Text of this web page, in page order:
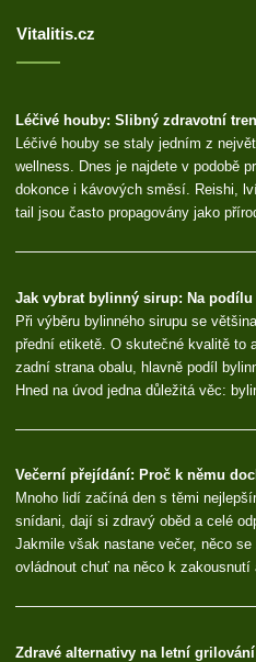
Vitalitis.cz
Léčivé houby: Slibný zdravotní
Léčivé houby se staly jedním z
wellness. Dnes je najdete v podobě
dokonce i kávových směsí. Reishi,
tail jsou často propagovány jako
Jak vybrat bylinný sirup: Na
Při výběru bylinného sirupu se
přední etiketě. O skutečné kvalitě to
zadní strana obalu, hlavně podíl
Hned na úvod jedna důležitá věc:
Večerní přejídání: Proč k němu
Mnoho lidí začíná den s těmi
snídani, dají si zdravý oběd a celé
Jakmile však nastane večer, něco
ovládnout chuť na něco k
Zdravé alternativy na letní